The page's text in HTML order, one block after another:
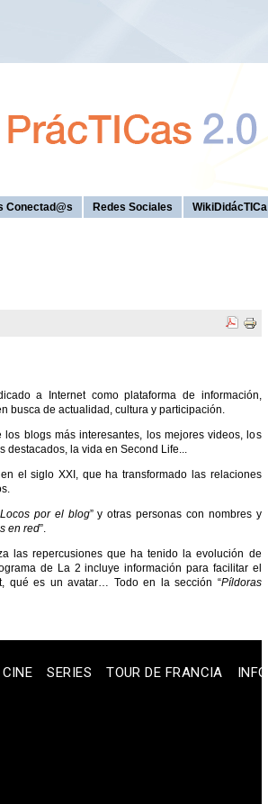
Conectad@s Redes Sociales WikiDidácTICa
a Internet como plataforma de información,
busca de actualidad, cultura y participación.
blogs más interesantes, los mejores videos, los
destacados, la vida en Second Life...
el siglo XXI, que ha transformado las relaciones
Locos por el blog” y otras personas con nombres y
en red”.
las repercusiones que ha tenido la evolución de
de La 2 incluye información para facilitar el
qué es un avatar… Todo en la sección “Píldoras